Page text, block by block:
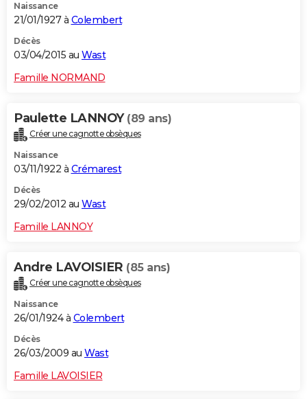
Naissance
21/01/1927 à Colembert
Décès
03/04/2015 au Wast
Famille NORMAND
Paulette LANNOY (89 ans)
Créer une cagnotte obsèques
Naissance
03/11/1922 à Crémarest
Décès
29/02/2012 au Wast
Famille LANNOY
Andre LAVOISIER (85 ans)
Créer une cagnotte obsèques
Naissance
26/01/1924 à Colembert
Décès
26/03/2009 au Wast
Famille LAVOISIER